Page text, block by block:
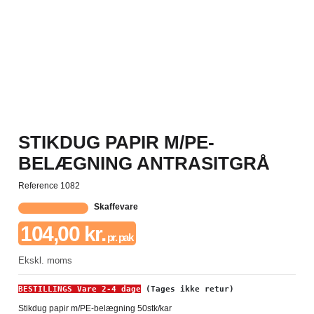
STIKDUG PAPIR M/PE-
BELÆGNING ANTRASITGRÅ
Reference 1082
Skaffevare
104,00 kr.pr. pak
Ekskl. moms
BESTILLINGS Vare 2-4 dage (Tages ikke retur)
Stikdug papir m/PE-belægning 50stk/kar